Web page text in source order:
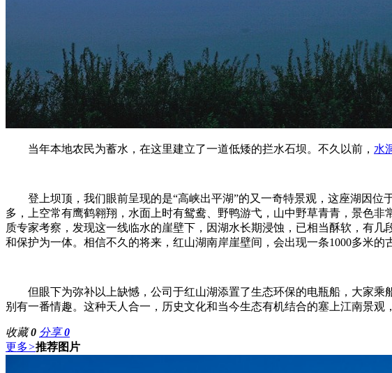
当年本地农民为蓄水，在这里建立了一道低矮的拦水石坝。不久以前， 水
登上坝顶，我们眼前呈现的是“高峡出平湖”的又一奇特景观，这座湖因位
多，上空常有鹰鹤翱翔，水面上时有鸳鸯、野鸭游弋，山中野草青青，景色
质专家考察，发现这一线临水的崖壁下，因湖水长期浸蚀，已相当酥软，有
和保护为一体。相信不久的将来，红山湖南岸崖壁间，会出现一条1000多米
但眼下为弥补以上缺憾，公司于红山湖添置了生态环保的电瓶船，大家乘
别有一番情趣。这种天人合一，历史文化和当今生态有机结合的塞上江南景观
收藏0 分享0
更多>推荐图片